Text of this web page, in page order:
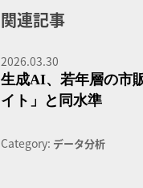
関連記事
2026.03.30
生成AI、若年層の市
イト」と同水準
Category: データ分析